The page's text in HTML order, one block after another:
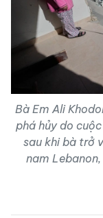
Bà Em Ali
phá hủy do
sau khi bà trở
nam